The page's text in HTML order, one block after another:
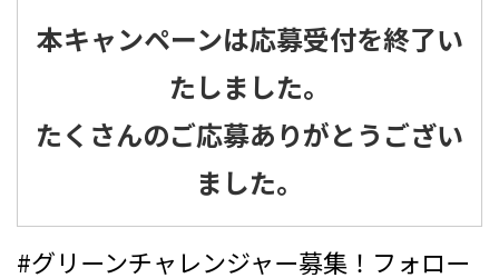
本キャンペーンは応募受付を終了い
たしました。
たくさんのご応募ありがとうござい
ました。
#グリーンチャレンジャー募集！フォロー